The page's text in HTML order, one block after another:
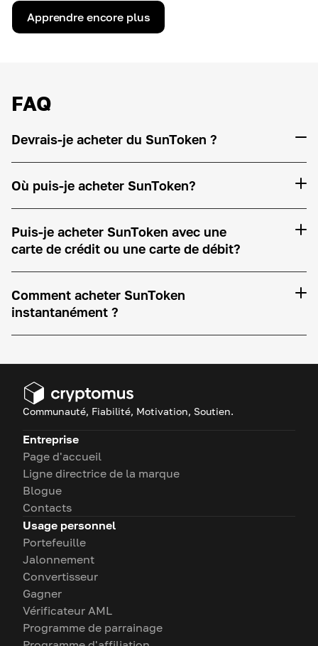
Apprendre encore plus
FAQ
Devrais-je acheter du SunToken ?
Où puis-je acheter SunToken?
Puis-je acheter SunToken avec une
carte de crédit ou une carte de débit?
Comment acheter SunToken
instantanément ?
Communauté, Fiabilité, Motivation, Soutien.
Entreprise
Page d'accueil
Ligne directrice de la marque
Blogue
Contacts
Usage personnel
Portefeuille
Jalonnement
Convertisseur
Gagner
Vérificateur AML
Programme de parrainage